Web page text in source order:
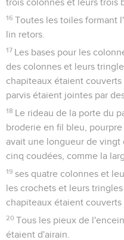
trois colonnes et leurs trois
16 Toutes les toiles formant
lin retors.
17 Les bases pour les
des colonnes et leurs
chapiteaux étaient
parvis étaient jointes par
18 Le rideau de la porte du
broderie en fil bleu,
avait une longueur de vingt
cinq coudées, comme la
19 ses quatre colonnes et
les crochets et leurs
chapiteaux étaient couverts
20 Tous les pieux de
étaient d'airain.